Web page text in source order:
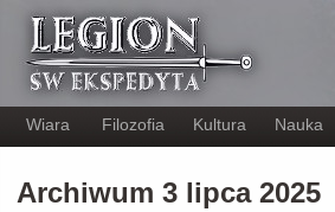
Wiara Filozofia Kultura Nauka
Archiwum 3 lipca 2025